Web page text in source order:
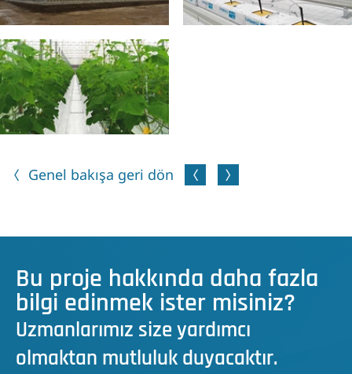
Genel bakışa geri dön
Bu proje hakkında daha fazla
bilgi edinmek ister misiniz?
Uzmanlarımız size yardımcı
olmaktan mutluluk duyacaktır.